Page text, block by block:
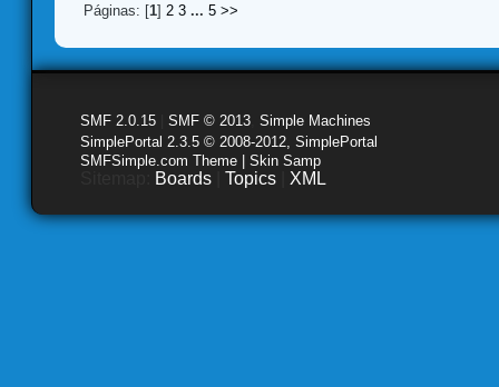
Páginas: [1] 2 3 ... 5 >>
SMF 2.0.15 SMF © 2013 Simple Machines
SimplePortal 2.3.5 © 2008-2012, SimplePortal
SMFSimple.com Theme | Skin Samp
Boards Topics XML